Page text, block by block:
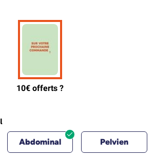
Abdominal Pelvien